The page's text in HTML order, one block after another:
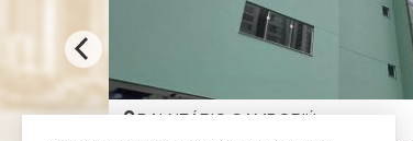
BALNEÁRIO CAMBORIÚ -CENTRO